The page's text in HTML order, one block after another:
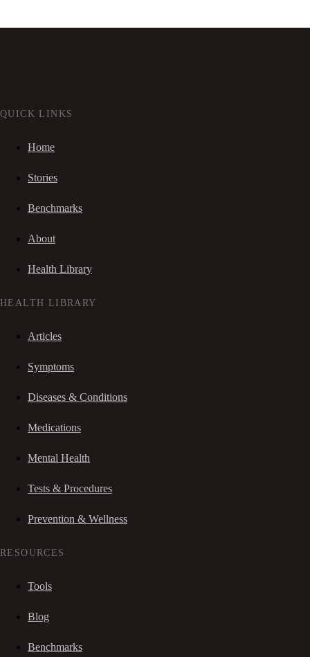
QUICK LINKS
Home
Stories
Benchmarks
About
Health Library
HEALTH LIBRARY
Articles
Symptoms
Diseases & Conditions
Medications
Mental Health
Tests & Procedures
Prevention & Wellness
RESOURCES
Tools
Blog
Benchmarks